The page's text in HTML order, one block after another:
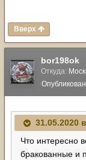
Вверх
bor198ok
Откуда:
31.05.2020
Что интересно
бракованные и